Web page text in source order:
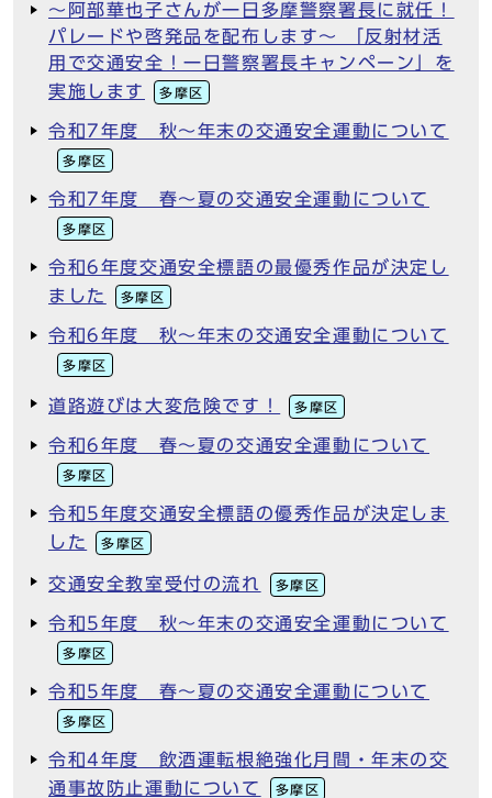
～阿部華也子さんが一日多摩警察署長に就任！
パレードや啓発品を配布します～ 「反射材活
用で交通安全！一日警察署長キャンペーン」を
実施します
多摩区
令和7年度 秋～年末の交通安全運動について
多摩区
令和7年度 春～夏の交通安全運動について
多摩区
令和6年度交通安全標語の最優秀作品が決定し
ました
多摩区
令和6年度 秋～年末の交通安全運動について
多摩区
道路遊びは大変危険です！ 多摩区
令和6年度 春～夏の交通安全運動について
多摩区
令和5年度交通安全標語の優秀作品が決定しま
した
多摩区
交通安全教室受付の流れ 多摩区
令和5年度 秋～年末の交通安全運動について
多摩区
令和5年度 春～夏の交通安全運動について
多摩区
令和4年度 飲酒運転根絶強化月間・年末の交
通事故防止運動について
多摩区